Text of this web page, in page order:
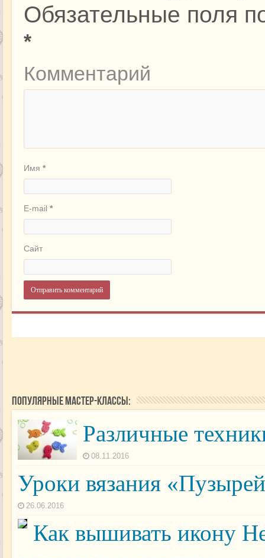
Обязательные поля
*
Комментарий
Имя *
E-mail *
Сайт
Популярные мастер-классы:
Различные
08.11.2016
Уроки вязания
26.06.2016
Как вышивать икону